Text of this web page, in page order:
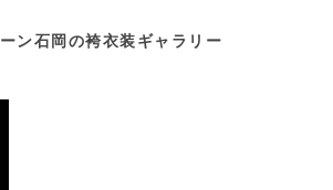
ン石岡の袴衣装ギャラリー